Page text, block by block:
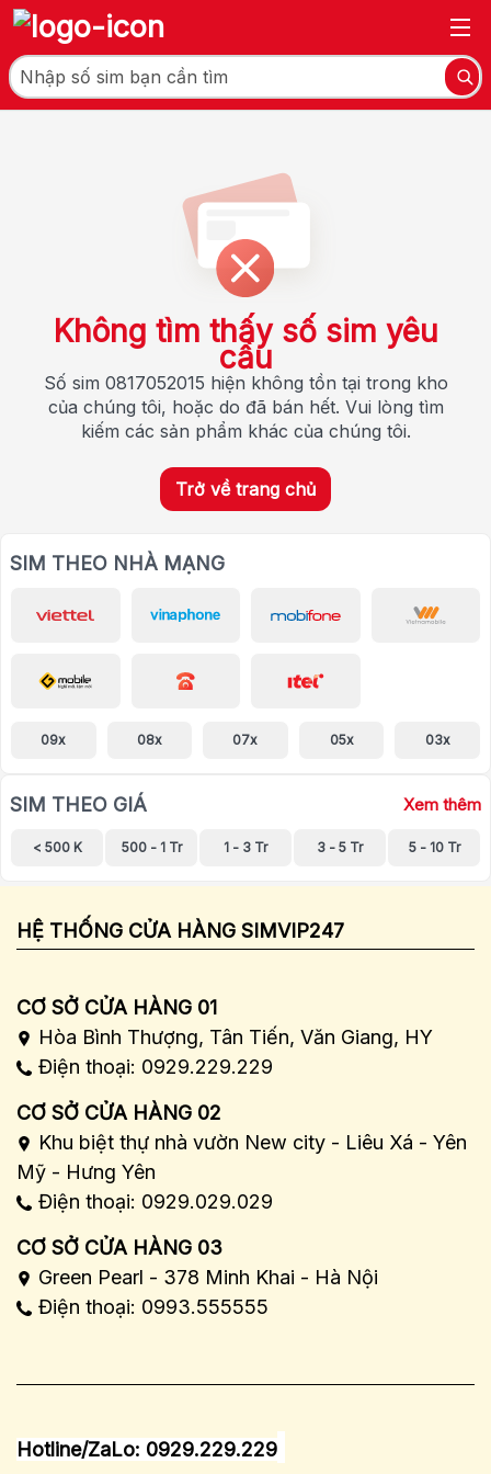
Không tìm thấy số sim yêu
cầu
Số sim 0817052015 hiện không tồn tại trong kho
của chúng tôi, hoặc do đã bán hết. Vui lòng tìm
kiếm các sản phẩm khác của chúng tôi.
Trở về trang chủ
SIM THEO NHÀ MẠNG
09x 08x 07x 05x 03x
SIM THEO GIÁ Xem thêm
< 500 K 500 - 1 Tr 1 - 3 Tr 3 - 5 Tr 5 - 10 Tr
HỆ THỐNG CỬA HÀNG SIMVIP247
CƠ SỞ CỬA HÀNG 01
Hòa Bình Thượng, Tân Tiến, Văn Giang, HY
Điện thoại: 0929.229.229
CƠ SỞ CỬA HÀNG 02
Khu biệt thự nhà vườn New city - Liêu Xá - Yên
Mỹ - Hưng Yên
Điện thoại: 0929.029.029
CƠ SỞ CỬA HÀNG 03
Green Pearl - 378 Minh Khai - Hà Nội
Điện thoại: 0993.555555
Hotline/ZaLo: 0929.229.229